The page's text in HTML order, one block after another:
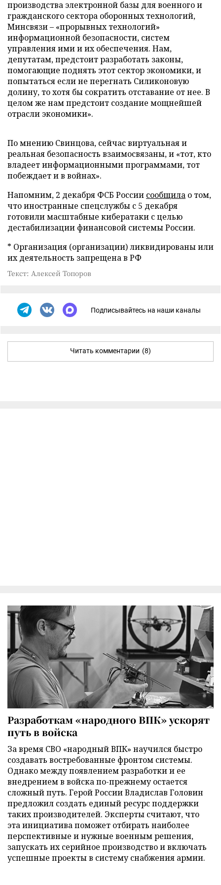
производства электронной базы для военного и
гражданского сектора оборонных технологий,
Минсвязи – «прорывных технологий»
информационной безопасности, систем
управления ими и их обеспечения. Нам,
депутатам, предстоит разработать законы,
помогающие поднять этот сектор экономики, и
попытаться если не перегнать Силиконовую
долину, то хотя бы сократить отставание от нее. В
целом же нам предстоит создание мощнейшей
отрасли экономики».
По мнению Свинцова, сейчас виртуальная и
реальная безопасность взаимосвязаны, и «тот, кто
владеет информационными программами, тот
побеждает и в войнах».
Напомним, 2 декабря ФСБ России сообщила о том,
что иностранные спецслужбы с 5 декабря
готовили масштабные кибератаки с целью
дестабилизации финансовой системы России.
* Организация (организации) ликвидированы или
их деятельность запрещена в РФ
Текст: Алексей Топоров
Подписывайтесь на наши каналы
Читать комментарии (8)
Разработкам «народного ВПК» ускорят
путь в войска
За время СВО «народный ВПК» научился быстро
создавать востребованные фронтом системы.
Однако между появлением разработки и ее
внедрением в войска по-прежнему остается
сложный путь. Герой России Владислав Головин
предложил создать единый ресурс поддержки
таких производителей. Эксперты считают, что
эта инициатива поможет отбирать наиболее
перспективные и нужные военным решения,
запускать их серийное производство и включать
успешные проекты в систему снабжения армии.